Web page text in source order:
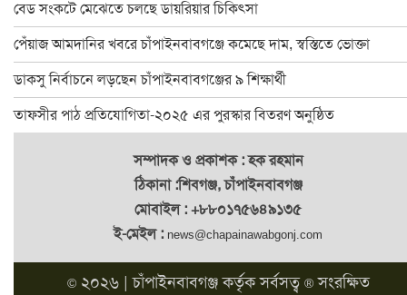
চাঁপাইনবাবগঞ্জে অ্যাডভোকেসি প্লাটফরমের মানববন্ধন
চাঁপাইনবাবগঞ্জে পুকুর রক্ষার দাবিতে মানববন্ধন
চাঁপাইনবাবগঞ্জে ৬০০ পরিবার পেলো ত্রাণ
চাঁপাইনবাবগঞ্জ-৩ আসনে বিএনপিতে এগিয়ে হারুন
বেড সংকটে মেঝেতে চলছে ডায়রিয়ার চিকিৎসা
পেঁয়াজ আমদানির খবরে চাঁপাইনবাবগঞ্জে কমেছে দাম, স্বস্তিতে ভোক্তা
ডাকসু নির্বাচনে লড়ছেন চাঁপাইনবাবগঞ্জের ৯ শিক্ষার্থী
তাফসীর পাঠ প্রতিযোগিতা-২০২৫ এর পুরস্কার বিতরণ অনুষ্ঠিত
সম্পাদক ও প্রকাশক : হক রহমান
ঠিকানা :শিবগঞ্জ, চাঁপাইনবাবগঞ্জ
মোবাইল : +৮৮০১৭৫৬৪৯১৩৫
ই-মেইল : news@chapainawabgonj.com
©২০২৬ |চাঁপাইনবাবগঞ্জকর্তৃক সর্বসত্ব ®সংরক্ষিত